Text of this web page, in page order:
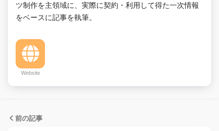
ツ制作を主領域に、実際に契約・利用して得た一次情報
をベースに記事を執筆。
Website
前の記事